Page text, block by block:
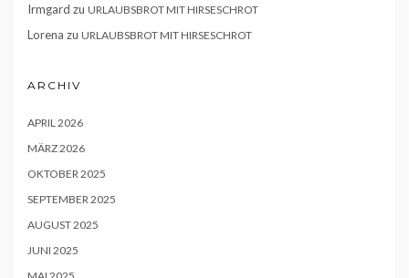
Irmgard zu URLAUBSBROT MIT HIRSESCHROT
Lorena zu URLAUBSBROT MIT HIRSESCHROT
ARCHIV
APRIL 2026
MÄRZ 2026
OKTOBER 2025
SEPTEMBER 2025
AUGUST 2025
JUNI 2025